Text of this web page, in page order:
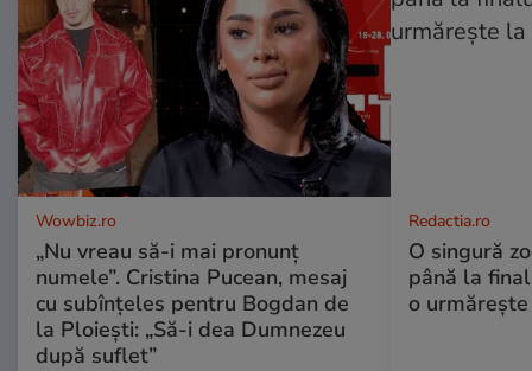
Wowbiz.ro
„Nu vreau să-i mai pronunț
numele”. Cristina Pucean, mesaj
cu subînțeles pentru Bogdan de
la Ploiești: „Să-i dea Dumnezeu
după suflet”
Redactia.ro
O singură
până la
o